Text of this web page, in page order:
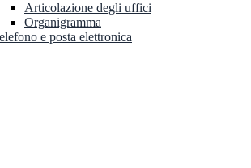
Articolazione degli uffici
Organigramma
e posta elettronica